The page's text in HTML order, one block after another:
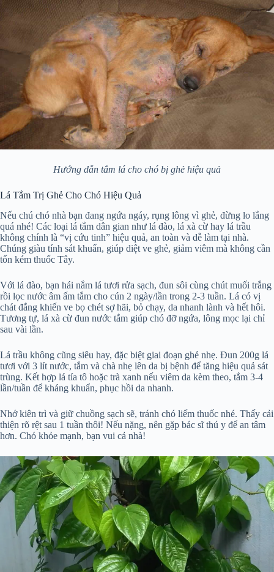
Hướng dẫn tắm lá cho chó bị ghẻ hiệu quả
Lá Tắm Trị Ghẻ Cho Chó Hiệu Quả
Nếu chú chó nhà bạn đang ngứa ngáy, rụng lông vì ghẻ, đừng lo lắng
quá nhé! Các loại lá tắm dân gian như lá đào, lá xà cừ hay lá trầu
không chính là “vị cứu tinh” hiệu quả, an toàn và dễ làm tại nhà.
Chúng giàu tính sát khuẩn, giúp diệt ve ghẻ, giảm viêm mà không cần
tốn kém thuốc Tây.
Với lá đào, bạn hái nắm lá tươi rửa sạch, đun sôi cùng chút muối trắng
rồi lọc nước âm ấm tắm cho cún 2 ngày/lần trong 2-3 tuần. Lá có vị
chát đắng khiến ve bọ chét sợ hãi, bỏ chạy, da nhanh lành và hết hôi.
Tương tự, lá xà cừ đun nước tắm giúp chó đỡ ngứa, lông mọc lại chỉ
sau vài lần.
Lá trầu không cũng siêu hay, đặc biệt giai đoạn ghẻ nhẹ. Đun 200g lá
tươi với 3 lít nước, tắm và chà nhẹ lên da bị bệnh để tăng hiệu quả sát
trùng. Kết hợp lá tía tô hoặc trà xanh nếu viêm da kèm theo, tắm 3-4
lần/tuần để kháng khuẩn, phục hồi da nhanh.
Nhớ kiên trì và giữ chuồng sạch sẽ, tránh chó liếm thuốc nhé. Thấy cải
thiện rõ rệt sau 1 tuần thôi! Nếu nặng, nên gặp bác sĩ thú y để an tâm
hơn. Chó khỏe mạnh, bạn vui cả nhà!